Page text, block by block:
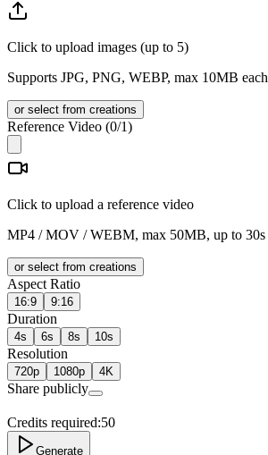
Click to upload images (up to 5)
Supports JPG, PNG, WEBP, max 10MB each
or select from creations
Reference Video (0/1)
Click to upload a reference video
MP4 / MOV / WEBM, max 50MB, up to 30s
or select from creations
Aspect Ratio
16:9 9:16
Duration
4s 6s 8s 10s
Resolution
720p 1080p 4K
Share publicly
Credits required:50
Generate